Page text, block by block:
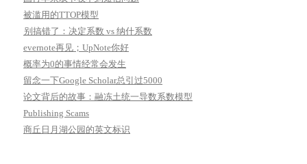
被滥用的TTOP模型
别搞错了：决定系数 vs 纳什系数
evernote再见；UpNote你好
概率为0的事情经常会发生
留念一下Google Scholar总引过5000
论文背后的故事：融冻土统一导数系数模型
Publishing Scams
商丘日月湖公园的英文标识